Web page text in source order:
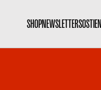
SHOPNEWSLETTER